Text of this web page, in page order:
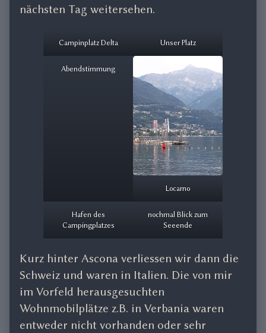
nächsten Tag weitersehen.
Campinplatz Delta Unser Platz
Abendstimmung
Locarno
Hafen des
Campingplatzes
nochmal Blick zum
Seeende
Kurz hinter Ascona verliessen wir dann die
Schweiz und waren in Italien. Die von mir
im Vorfeld herausgesuchten
Wohnmobilplätze z.B. in Verbania waren
entweder nicht vorhanden oder sehr